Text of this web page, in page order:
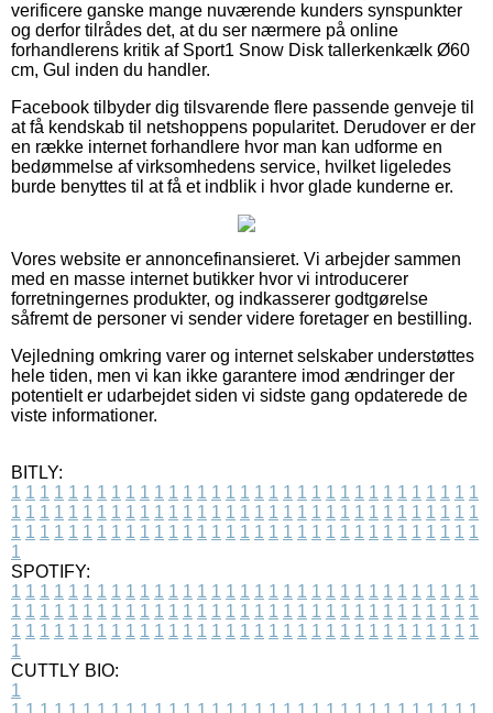
verificere ganske mange nuværende kunders synspunkter
og derfor tilrådes det, at du ser nærmere på online
forhandlerens kritik af Sport1 Snow Disk tallerkenkælk Ø60
cm, Gul inden du handler.
Facebook tilbyder dig tilsvarende flere passende genveje til
at få kendskab til netshoppens popularitet. Derudover er der
en række internet forhandlere hvor man kan udforme en
bedømmelse af virksomhedens service, hvilket ligeledes
burde benyttes til at få et indblik i hvor glade kunderne er.
Vores website er annoncefinansieret. Vi arbejder sammen
med en masse internet butikker hvor vi introducerer
forretningernes produkter, og indkasserer godtgørelse
såfremt de personer vi sender videre foretager en bestilling.
Vejledning omkring varer og internet selskaber understøttes
hele tiden, men vi kan ikke garantere imod ændringer der
potentielt er udarbejdet siden vi sidste gang opdaterede de
viste informationer.
BITLY:
1 1 1 1 1 1 1 1 1 1 1 1 1 1 1 1 1 1 1 1 1 1 1 1 1 1 1 1 1 1 1 1 1
1 1 1 1 1 1 1 1 1 1 1 1 1 1 1 1 1 1 1 1 1 1 1 1 1 1 1 1 1 1 1 1 1
1 1 1 1 1 1 1 1 1 1 1 1 1 1 1 1 1 1 1 1 1 1 1 1 1 1 1 1 1 1 1 1 1
1
SPOTIFY:
1 1 1 1 1 1 1 1 1 1 1 1 1 1 1 1 1 1 1 1 1 1 1 1 1 1 1 1 1 1 1 1 1
1 1 1 1 1 1 1 1 1 1 1 1 1 1 1 1 1 1 1 1 1 1 1 1 1 1 1 1 1 1 1 1 1
1 1 1 1 1 1 1 1 1 1 1 1 1 1 1 1 1 1 1 1 1 1 1 1 1 1 1 1 1 1 1 1 1
1
CUTTLY BIO:
1